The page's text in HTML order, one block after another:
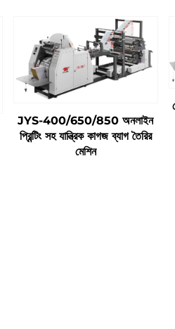
JYS-400/650/850 অনলাইন
প্রিন্টিং সহ যান্ত্রিক কাগজ ব্যাগ তৈরির
মেশিন